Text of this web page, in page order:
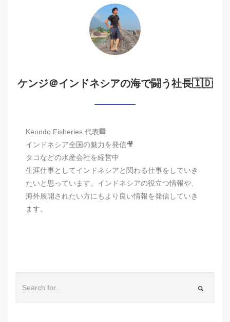
ケンジ＠インドネシアの海で闘う社長🇮🇩
Kenndo Fisheries 代表🏢
インドネシア全国の魅力を発信🎥
タコなどの水産会社を経営中
生涯仕事としてインドネシアと関わる仕事をしていき
たいと思っています。インドネシアの役立つ情報や、
海外展開されたい方にもより良い情報を発信していき
ます。